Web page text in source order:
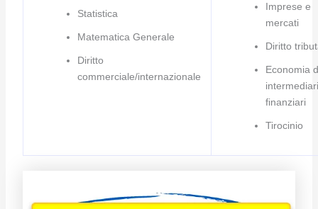
Statistica
Matematica Generale
Diritto
commerciale/internazionale
Imprese e
mercati
Diritto
Economia
intermediari
finanziari
Tirocinio